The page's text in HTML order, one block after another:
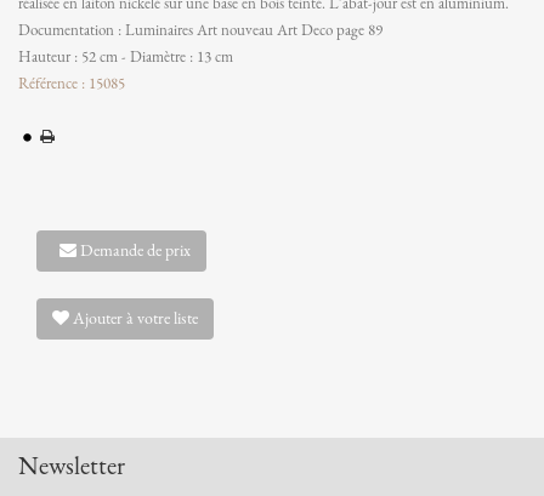
Documentation : Luminaires Art nouveau Art Deco page 89
Hauteur : 52 cm - Diamètre : 13 cm
Référence : 15085
Demande de prix
Ajouter à votre liste
Newsletter